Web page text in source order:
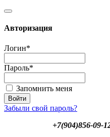
Авторизация
Логин*
Пароль*
Запомнить меня
Забыли свой пароль?
+7(904)856-09-